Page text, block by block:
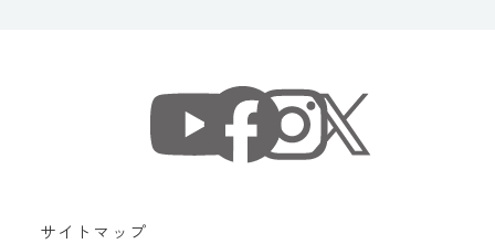
サイトマップ